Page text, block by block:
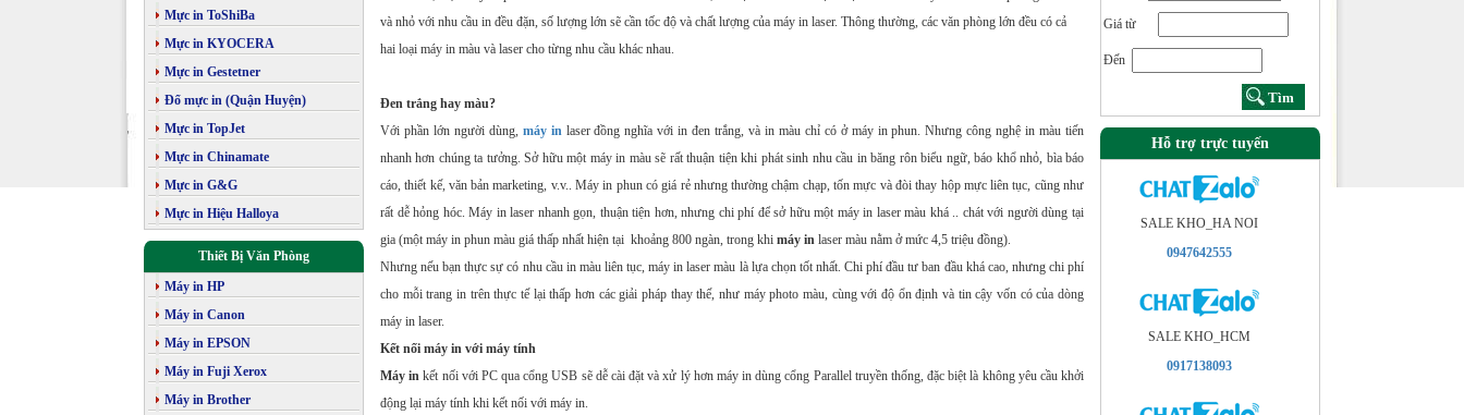
Mực in ToShiBa
Mực in KYOCERA
Mực in Gestetner
Đổ mực in (Quận Huyện)
Mực in TopJet
Mực in Chinamate
Mực in G&G
Mực in Hiệu Halloya
Thiết Bị Văn Phòng
Máy in HP
Máy in Canon
Máy in EPSON
Máy in Fuji Xerox
Máy in Brother
và nhỏ với nhu cầu in đều đặn, số lượng lớn sẽ cần tốc độ và chất lượng của máy in laser. Thông thường, các văn phòng lớn đều có cả
hai loại máy in màu và laser cho từng nhu cầu khác nhau.
Đen trắng hay màu?
Với phần lớn người dùng, máy inlaser đồng nghĩa với in đen trắng, và in màu chỉ có ở máy in phun. Nhưng công nghệ in màu tiến
nhanh hơn chúng ta tưởng. Sở hữu một máy in màu sẽ rất thuận tiện khi phát sinh nhu cầu in băng rôn biểu ngữ, báo khổ nhỏ, bìa báo
cáo, thiết kế, văn bản marketing, v.v.. Máy in phun có giá rẻ nhưng thường chậm chạp, tốn mực và đòi thay hộp mực liên tục, cũng như
rất dễ hỏng hóc. Máy in laser nhanh gọn, thuận tiện hơn, nhưng chi phí để sở hữu một máy in laser màu khá .. chát với người dùng tại
gia (một máy in phun màu giá thấp nhất hiện tại khoảng 800 ngàn, trong khi máy in laser màu nằm ở mức 4,5 triệu đồng).
Nhưng nếu bạn thực sự có nhu cầu in màu liên tục, máy in laser màu là lựa chọn tốt nhất. Chi phí đầu tư ban đầu khá cao, nhưng chi phí
cho mỗi trang in trên thực tế lại thấp hơn các giải pháp thay thế, như máy photo màu, cùng với độ ổn định và tin cậy vốn có của dòng
máy in laser.
Kết nối máy in với máy tính
Máy in kết nối với PC qua cổng USB sẽ dễ cài đặt và xử lý hơn máy in dùng cổng Parallel truyền thống, đặc biệt là không yêu cầu khởi
động lại máy tính khi kết nối với máy in.
Giá từ
Đến
Hỗ trợ trực tuyến
SALE KHO_HA NOI
0947642555
SALE KHO_HCM
0917138093